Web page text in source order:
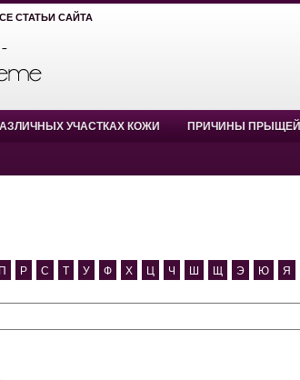
СТАТЬИ САЙТА
УЧАСТКАХ КОЖИ ПРИЧИНЫ ПРЫЩЕЙ
П Р С Т У Ф Х Ц Ч Ш Щ Э Ю Я